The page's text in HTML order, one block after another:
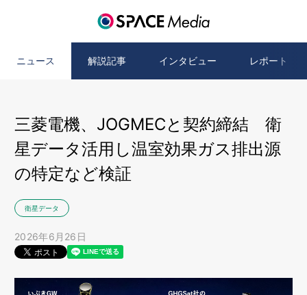
ニュース 解説記事 インタビュー レポート
三菱電機、JOGMECと契約締結 衛
星データ活用し温室効果ガス排出源
の特定など検証
衛星データ
2026年6月26日